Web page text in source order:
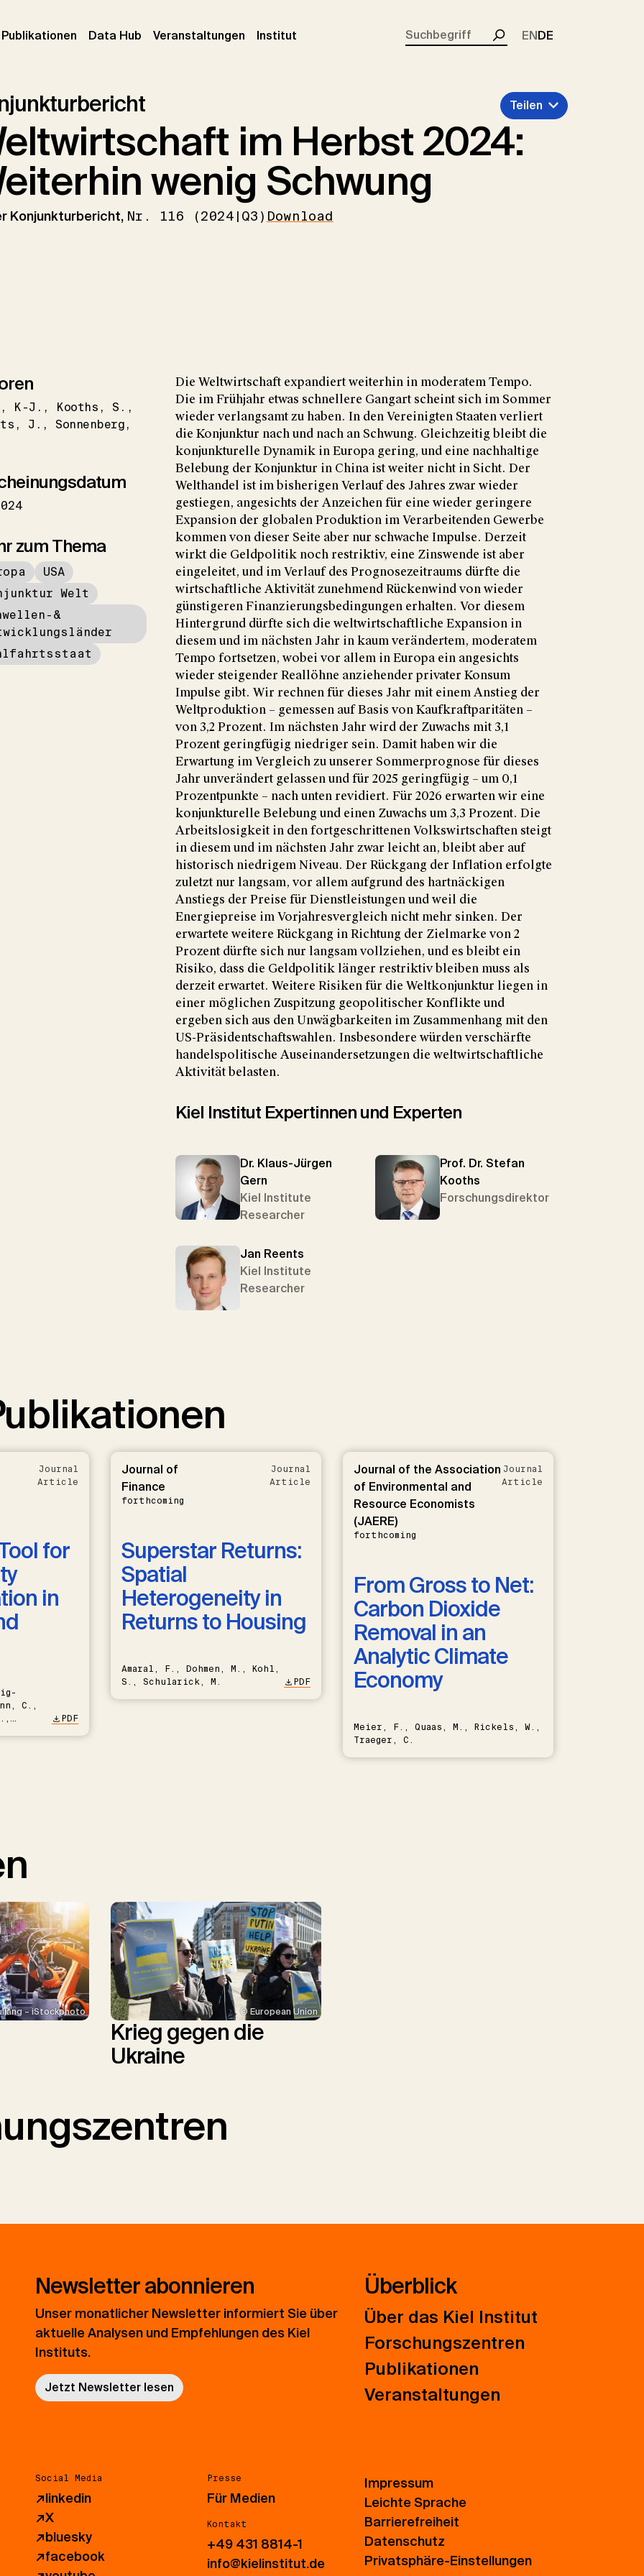
Publikationen (current)
Data Hub Veranstaltungen (current)
Institut
Suchen
ENDE
im Herbst 2024:
wenig Schwung
Konjunkturbericht, Nr. 116 (2024|Q3) Download
Teilen
K-J. Kooths
S.
J. Sonnenberg
zum Thema
USA
Welt
&
Die Weltwirtschaft expandiert weiterhin in moderatem Tempo.
Die im Frühjahr etwas schnellere Gangart scheint sich im Sommer
wieder verlangsamt zu haben. In den Vereinigten Staaten verliert
die Konjunktur nach und nach an Schwung. Gleichzeitig bleibt die
konjunkturelle Dynamik in Europa gering, und eine nachhaltige
Belebung der Konjunktur in China ist weiter nicht in Sicht. Der
Welthandel ist im bisherigen Verlauf des Jahres zwar wieder
gestiegen, angesichts der Anzeichen für eine wieder geringere
Expansion der globalen Produktion im Verarbeitenden Gewerbe
kommen von dieser Seite aber nur schwache Impulse. Derzeit
wirkt die Geldpolitik noch restriktiv, eine Zinswende ist aber
eingeleitet, und im Verlauf des Prognosezeitraums dürfte die
wirtschaftliche Aktivität zunehmend Rückenwind von wieder
günstigeren Finanzierungsbedingungen erhalten. Vor diesem
Hintergrund dürfte sich die weltwirtschaftliche Expansion in
diesem und im nächsten Jahr in kaum verändertem, moderatem
Tempo fortsetzen, wobei vor allem in Europa ein angesichts
wieder steigender Reallöhne anziehender privater Konsum
Impulse gibt. Wir rechnen für dieses Jahr mit einem Anstieg der
Weltproduktion – gemessen auf Basis von Kaufkraftparitäten –
von 3,2 Prozent. Im nächsten Jahr wird der Zuwachs mit 3,1
Prozent geringfügig niedriger sein. Damit haben wir die
Erwartung im Vergleich zu unserer Sommerprognose für dieses
Jahr unverändert gelassen und für 2025 geringfügig – um 0,1
Prozentpunkte – nach unten revidiert. Für 2026 erwarten wir eine
konjunkturelle Belebung und einen Zuwachs um 3,3 Prozent. Die
Arbeitslosigkeit in den fortgeschrittenen Volkswirtschaften steigt
in diesem und im nächsten Jahr zwar leicht an, bleibt aber auf
historisch niedrigem Niveau. Der Rückgang der Inflation erfolgte
zuletzt nur langsam, vor allem aufgrund des hartnäckigen
Anstiegs der Preise für Dienstleistungen und weil die
Energiepreise im Vorjahresvergleich nicht mehr sinken. Der
erwartete weitere Rückgang in Richtung der Zielmarke von 2
Prozent dürfte sich nur langsam vollziehen, und es bleibt ein
Risiko, dass die Geldpolitik länger restriktiv bleiben muss als
derzeit erwartet. Weitere Risiken für die Weltkonjunktur liegen in
einer möglichen Zuspitzung geopolitischer Konflikte und
ergeben sich aus den Unwägbarkeiten im Zusammenhang mit den
US-Präsidentschaftswahlen. Insbesondere würden verschärfte
handelspolitische Auseinandersetzungen die weltwirtschaftliche
Aktivität belasten.
Kiel Institut Expertinnen und Experten
Dr. Klaus-Jürgen
Gern
Kiel Institute
Researcher
Prof. Dr. Stefan
Kooths
Forschungsdirektor
Jan Reents
Kiel Institute
Researcher
Journal
Article
for
in
C.,
PDF
Journal of
Finance
forthcoming
Journal
Article
Superstar Returns:
Spatial
Heterogeneity in
Returns to Housing
Amaral, F., Dohmen, M., Kohl,
S., Schularick, M.
PDF
Journal of the Association
of Environmental and
Resource Economists
(JAERE)
forthcoming
Journal
Article
From Gross to Net:
Carbon Dioxide
Removal in an
Analytic Climate
Economy
Meier, F., Quaas, M., Rickels, W.,
Traeger, C.
– iStockphoto © European Union
Krieg gegen die
Ukraine
Newsletter abonnieren
Unser monatlicher Newsletter informiert Sie über
aktuelle Analysen und Empfehlungen des Kiel
Instituts.
Jetzt Newsletter lesen
Überblick
Über das Kiel Institut
Forschungszentren
Publikationen
Veranstaltungen
Social Media
↗linkedin
↗X
↗bluesky
↗facebook
Presse
Für Medien
Kontakt
+49 431 8814-1
info@kielinstitut.de
Impressum
Leichte Sprache
Barrierefreiheit
Datenschutz
Privatsphäre-Einstellungen